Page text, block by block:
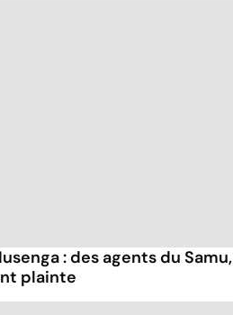
: des agents du Samu,
plainte